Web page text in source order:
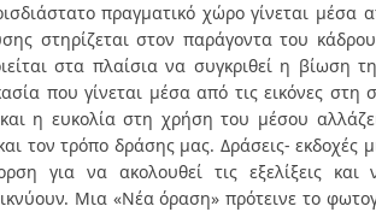
πραγματικό χώρο γίνεται
στηρίζεται στον παράγοντα του
στα πλαίσια να συγκριθεί η βίωση
που γίνεται μέσα από τις εικόνες
η ευκολία στη χρήση του μέσου
τον τρόπο δράσης μας. Δράσεις- εκδοχές
για να ακολουθεί τις εξελίξεις
Μια «Νέα όραση» πρότεινε το